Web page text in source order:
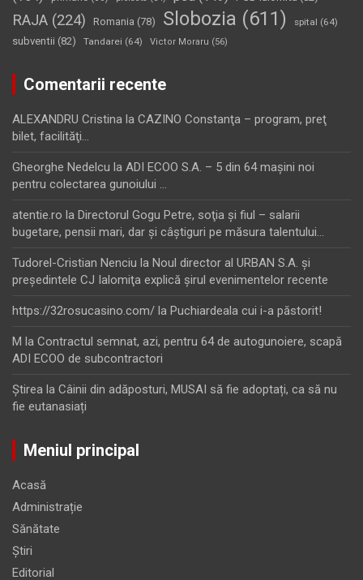
RAJA (224) Romania (78) Slobozia (611) spital (64)
subventii (82) Tandarei (64) Victor Moraru (56)
Comentarii recente
ALEXANDRU Cristina la CAZINO Constanţa – program, preţ
bilet, facilităţi…
Gheorghe Nedelcu la ADI ECOO S.A. – 5 din 64 maşini noi
pentru colectarea gunoiului …
atentie.ro la Directorul Gogu Petre, soţia şi fiul – salarii
bugetare, pensii mari, dar şi câştiguri pe măsura talentului…
Tudorel-Cristian Nenciu la Noul director al URBAN S.A. şi
preşedintele CJ Ialomiţa explică şirul evenimentelor recente
https://32rosucasino.com/ la Puchiardeala cui i-a păstorit!
M la Contractul semnat, azi, pentru 64 de autogunoiere, scapă
ADI ECOO de subcontractori
Ştirea la Câinii din adăposturi, MUSAI să fie adoptați, ca să nu
fie eutanasiați
Meniul principal
Acasă
Administrație
Sănătate
Știri
Editorial